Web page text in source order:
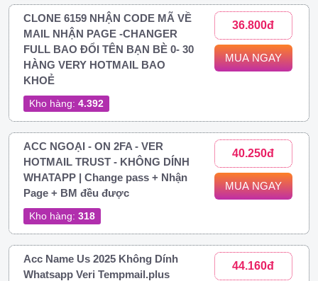
CLONE 6159 NHẬN CODE MÃ VỀ
MAIL NHẬN PAGE -CHANGER
FULL BAO ĐỔI TÊN BẠN BÈ 0- 30
HÀNG VERY HOTMAIL BAO
KHOẺ
Kho hàng: 4.392
36.800đ
MUA NGAY
ACC NGOẠI - ON 2FA - VER
HOTMAIL TRUST - KHÔNG DÍNH
WHATAPP | Change pass + Nhận
Page + BM đều được
Kho hàng: 318
40.250đ
MUA NGAY
Acc Name Us 2025 Không Dính
Whatsapp Veri Tempmail.plus
44.160đ